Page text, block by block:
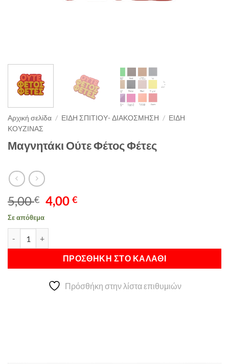
Αρχική σελίδα / ΕΙΔΗ ΣΠΙΤΙΟΥ- ΔΙΑΚΟΣΜΗΣΗ / ΕΙΔΗ
ΚΟΥΖΙΝΑΣ
Μαγνητάκι Ούτε Φέτος Φέτες
5,00€ Original
price
was:
4,00€Η
4,00 €.
Σε απόθεμα
ΠΡΟΣΘΉΚΗ ΣΤΟ ΚΑΛΆΘΙ
Πρόσθήκη στην λίστα επιθυμιών